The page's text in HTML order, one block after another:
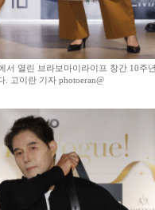
열린 브라보마이라이프 창간 10주
. 고이란 기자 photoeran@